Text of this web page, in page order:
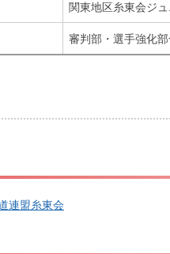
関東地区糸東会ジ
審判部・選手強化
連盟糸東会